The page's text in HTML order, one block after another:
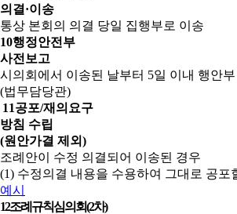
의결·이송
통상 본회의 의결 당일 집행부로 이송
10행정안전부
사전보고
시의회에서 이송된 날부터 5일 이내 행안
(법무담당관)
11공포/재의요구
방침 수립
(원안가결 제외)
조례안이 수정 의결되어 이송된 경우
(1) 수정의결 내용을 수용하여 그대로 공포
예시
12조례규칙심의회(2차)